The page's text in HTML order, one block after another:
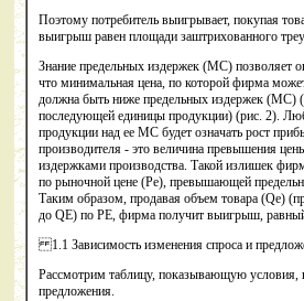
Поэтому потребитель выигрывает, покупая
выигрыш равен площади заштрихованного
Знание предельных издержек (МС) позволяет
что минимальная цена, по которой фирма
должна быть ниже предельных издержек (МС)
последующей единицы продукции) (рис. 2).
продукции над ее МС будет означать рост
производителя - это величина превышения
издержками производства. Такой излишек
по рыночной цене (Рe), превышающей
Таким образом, продавая объем товара (Qe)
до QЕ) по РЕ, фирма получит выигрыш,
1.1 Зависимость изменения спроса и
Рассмотрим таблицу, показывающую
предложения.